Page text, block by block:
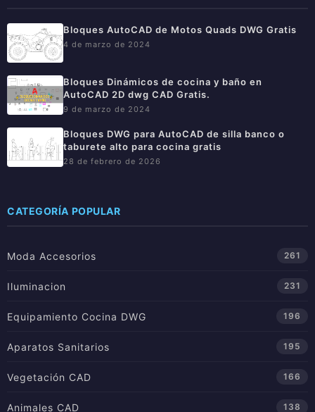
Bloques AutoCAD de Motos Quads DWG Gratis
4 de marzo de 2024
Bloques Dinámicos de cocina y baño en
AutoCAD 2D dwg CAD Gratis.
9 de marzo de 2024
Bloques DWG para AutoCAD de silla banco o
taburete alto para cocina gratis
28 de febrero de 2026
CATEGORÍA POPULAR
Moda Accesorios 261
Iluminacion 231
Equipamiento Cocina DWG 196
Aparatos Sanitarios 195
Vegetación CAD 166
Animales CAD 138